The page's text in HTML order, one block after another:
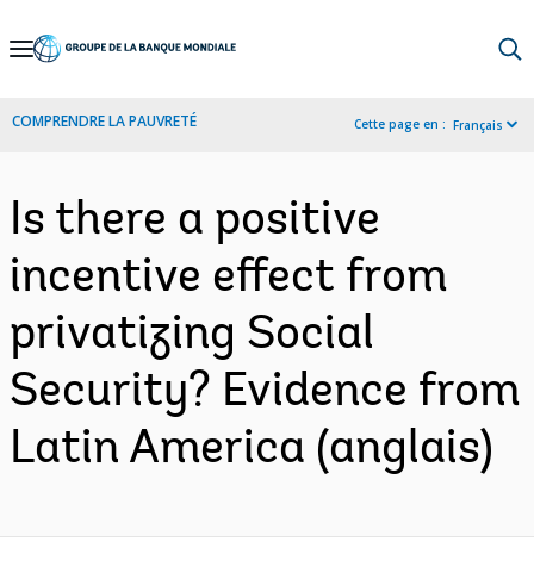
Skip
Navigation
COMPRENDRE LA PAUVRETÉ Cette page en : Français
Is there a positive
incentive effect from
privatizing Social
Security? Evidence from
Latin America (anglais)